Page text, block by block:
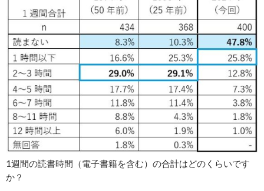
1週間の読書時間（電子書籍を含む）の合計はどのくらいです
か？